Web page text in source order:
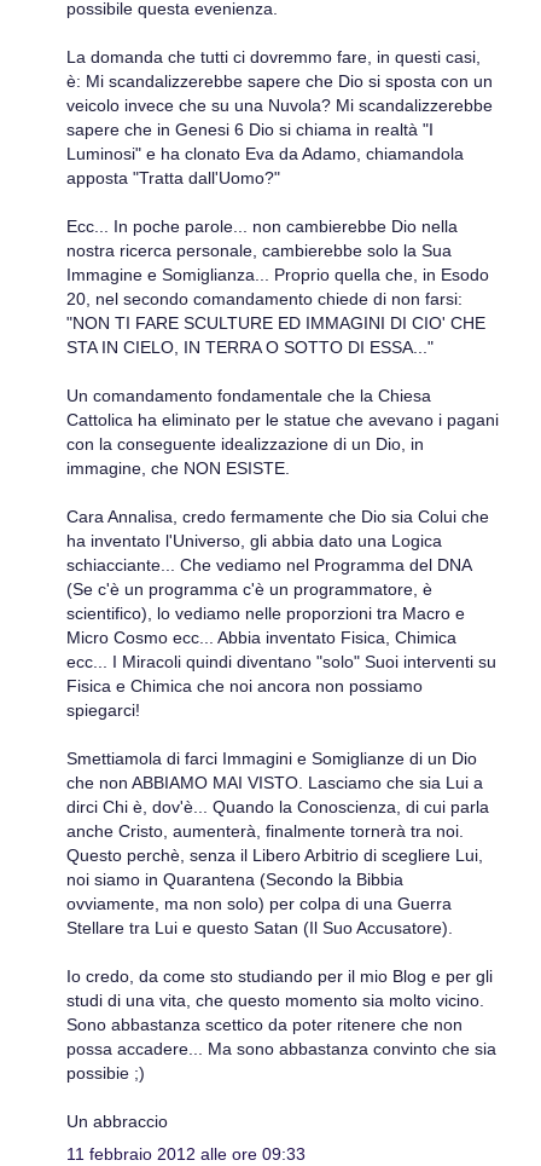
possibile questa evenienza.
La domanda che tutti ci dovremmo fare, in questi casi,
è: Mi scandalizzerebbe sapere che Dio si sposta con un
veicolo invece che su una Nuvola? Mi scandalizzerebbe
sapere che in Genesi 6 Dio si chiama in realtà "I
Luminosi" e ha clonato Eva da Adamo, chiamandola
apposta "Tratta dall'Uomo?"
Ecc... In poche parole... non cambierebbe Dio nella
nostra ricerca personale, cambierebbe solo la Sua
Immagine e Somiglianza... Proprio quella che, in Esodo
20, nel secondo comandamento chiede di non farsi:
"NON TI FARE SCULTURE ED IMMAGINI DI CIO' CHE
STA IN CIELO, IN TERRA O SOTTO DI ESSA..."
Un comandamento fondamentale che la Chiesa
Cattolica ha eliminato per le statue che avevano i pagani
con la conseguente idealizzazione di un Dio, in
immagine, che NON ESISTE.
Cara Annalisa, credo fermamente che Dio sia Colui che
ha inventato l'Universo, gli abbia dato una Logica
schiacciante... Che vediamo nel Programma del DNA
(Se c'è un programma c'è un programmatore, è
scientifico), lo vediamo nelle proporzioni tra Macro e
Micro Cosmo ecc... Abbia inventato Fisica, Chimica
ecc... I Miracoli quindi diventano "solo" Suoi interventi su
Fisica e Chimica che noi ancora non possiamo
spiegarci!
Smettiamola di farci Immagini e Somiglianze di un Dio
che non ABBIAMO MAI VISTO. Lasciamo che sia Lui a
dirci Chi è, dov'è... Quando la Conoscienza, di cui parla
anche Cristo, aumenterà, finalmente tornerà tra noi.
Questo perchè, senza il Libero Arbitrio di scegliere Lui,
noi siamo in Quarantena (Secondo la Bibbia
ovviamente, ma non solo) per colpa di una Guerra
Stellare tra Lui e questo Satan (Il Suo Accusatore).
Io credo, da come sto studiando per il mio Blog e per gli
studi di una vita, che questo momento sia molto vicino.
Sono abbastanza scettico da poter ritenere che non
possa accadere... Ma sono abbastanza convinto che sia
possibie ;)
Un abbraccio
11 febbraio 2012 alle ore 09:33